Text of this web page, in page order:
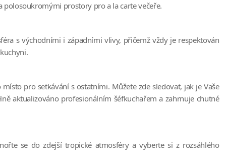
prostory pro a la carte večeře.
s východními i západními vlivy, přičemž vždy je respektován
pro setkávání s ostatními. Můžete zde sledovat, jak je Vaše
aktualizováno profesionálním šéfkuchařem a zahrnuje chutné
se do zdejší tropické atmosféry a vyberte si z rozsáhlého